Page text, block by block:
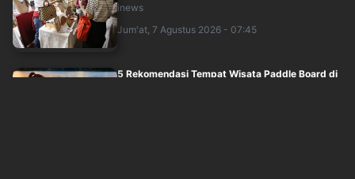
inews
Jum'at, 7 Agustus 2026 - 07:45
5 Rekomendasi Tempat Wisata Paddle Board di